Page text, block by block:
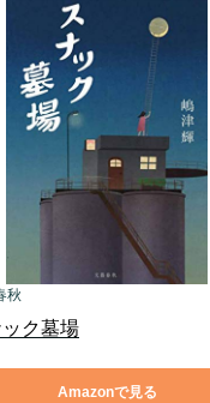
秋
ック墓場
Amazonで見る